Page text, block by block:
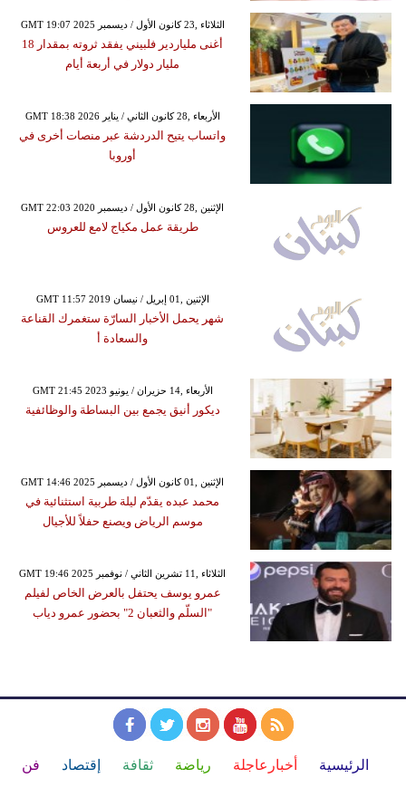
GMT 19:07 2025 الثلاثاء ,23 كانون الأول / ديسمبر
أغنى ملياردير فلبيني يفقد ثروته بمقدار 18
مليار دولار في أربعة أيام
GMT 18:38 2026 الأربعاء ,28 كانون الثاني / يناير
واتساب يتيح الدردشة عبر منصات أخرى في
أوروبا
GMT 22:03 2020 الإثنين ,28 كانون الأول / ديسمبر
طريقة عمل مكياج لامع للعروس
GMT 11:57 2019 الإثنين ,01 إبريل / نيسان
شهر يحمل الأخبار السارّة ستغمرك القناعة
والسعادة أ
GMT 21:45 2023 الأربعاء ,14 حزيران / يونيو
ديكور أنيق يجمع بين البساطة والوظائفية
GMT 14:46 2025 الإثنين ,01 كانون الأول / ديسمبر
محمد عبده يقدّم ليلة طربية استثنائية في
موسم الرياض ويصنع حفلاً للأجيال
GMT 19:46 2025 الثلاثاء ,11 تشرين الثاني / نوفمبر
عمرو يوسف يحتفل بالعرض الخاص لفيلم
"السلّم والثعبان 2" بحضور عمرو دياب
الرئيسية أخبارعاجلة رياضة ثقافة إقتصاد فن